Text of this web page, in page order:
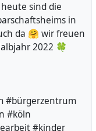
sind die
in
da 🤗 wir freuen
2022 🍀
#bürgerzentrum
#köln
#kinder